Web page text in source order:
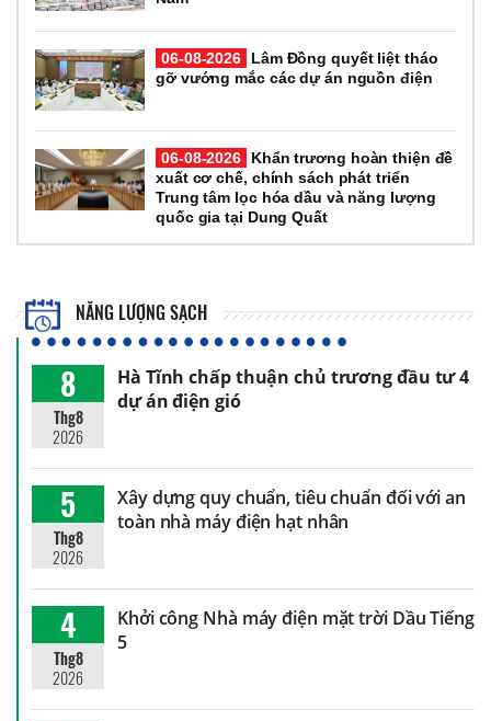
06-08-2026
Lâm Đồng quyết liệt tháo
gỡ vướng mắc các dự án nguồn điện
06-08-2026
Khẩn trương hoàn thiện đề
xuất cơ chế, chính sách phát triển
Trung tâm lọc hóa dầu và năng lượng
quốc gia tại Dung Quất
NĂNG LƯỢNG SẠCH
8
Thg8
2026
Hà Tĩnh chấp thuận chủ trương đầu tư 4
dự án điện gió
5
Thg8
2026
Xây dựng quy chuẩn, tiêu chuẩn đối với an
toàn nhà máy điện hạt nhân
4
Thg8
2026
Khởi công Nhà máy điện mặt trời Dầu Tiếng
5